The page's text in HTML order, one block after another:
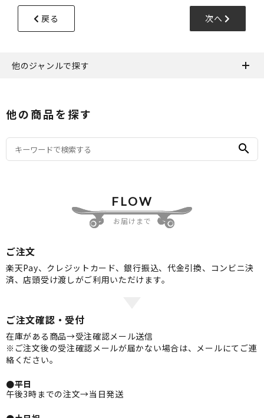
戻る 次へ
他のジャンルで探す
他の商品を探す
search
FLOW
お届けまで
ご注文
楽天Pay、クレジットカード、銀行振込、代金引換、コンビニ決
済、店頭受け渡しがご利用いただけます。
ご注文確認・受付
在庫がある商品→受注確認メール送信
※ご注文後の受注確認メールが届かない場合は、メールにてご連
絡ください。
●平日
午後3時までの注文→当日発送